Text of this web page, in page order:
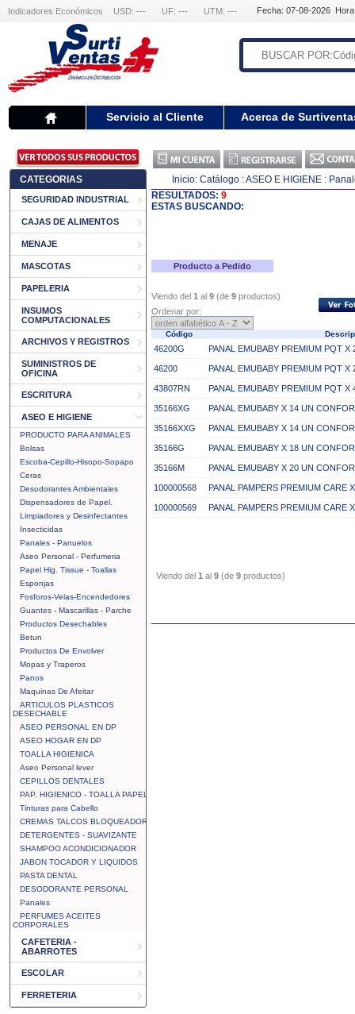
Indicadores Económicos USD: --- UF: --- UTM: --- Fecha: 07-08-2026
Servicio al Cliente Acerca de
CATEGORIAS
SEGURIDAD INDUSTRIAL
CAJAS DE ALIMENTOS
MENAJE
MASCOTAS
PAPELERIA
INSUMOS
COMPUTACIONALES
ARCHIVOS Y REGISTROS
SUMINISTROS DE
OFICINA
ESCRITURA
ASEO E HIGIENE
PRODUCTO PARA ANIMALES
Bolsas
Escoba-Cepillo-Hisopo-Sopapo
Ceras
Desodorantes Ambientales
Dispensadores de Papel.
Limpiadores y Desinfectantes
Insecticidas
Panales - Panuelos
Aseo Personal - Perfumeria
Papel Hig. Tissue - Toallas
Esponjas
Fosforos-Velas-Encendedores
Guantes - Mascarillas - Parche
Productos Desechables
Betun
Productos De Envolver
Mopas y Traperos
Panos
Maquinas De Afeitar
ARTICULOS PLASTICOS
DESECHABLE
ASEO PERSONAL EN DP
ASEO HOGAR EN DP
TOALLA HIGIENICA
Aseo Personal lever
CEPILLOS DENTALES
PAP. HIGIENICO - TOALLA PAPEL
Tinturas para Cabello
CREMAS TALCOS BLOQUEADOR
DETERGENTES - SUAVIZANTE
SHAMPOO ACONDICIONADOR
JABON TOCADOR Y LIQUIDOS
PASTA DENTAL
DESODORANTE PERSONAL
Panales
PERFUMES ACEITES
CORPORALES
CAFETERIA -
ABARROTES
ESCOLAR
FERRETERIA
Inicio: Catálogo : ASEO E HIGIENE :
RESULTADOS: 9
ESTAS BUSCANDO:
Producto a Pedido
Viendo del 1 al 9 (de 9 productos)
Ordenar por:
Código
46200G PANAL EMUBABY PREMIUM PQT X
46200 PANAL EMUBABY PREMIUM PQT X
43807RN PANAL EMUBABY PREMIUM PQT
35166XG PANAL EMUBABY X 14 UN
35166XXG PANAL EMUBABY X 14 UN
35166G PANAL EMUBABY X 18 UN
35166M PANAL EMUBABY X 20 UN
100000568 PANAL PAMPERS PREMIUM CARE
100000569 PANAL PAMPERS PREMIUM CARE
Viendo del 1 al 9 (de 9 productos)